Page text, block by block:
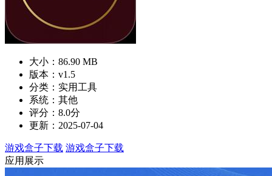
大小：86.90 MB
版本：v1.5
分类：实用工具
系统：其他
评分：8.0分
更新：2025-07-04
游戏盒子下载 游戏盒子下载
应用展示